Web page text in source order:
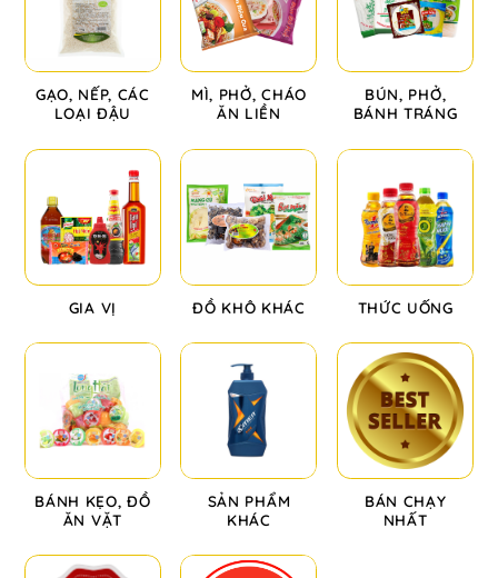
GẠO, NẾP, CÁC
LOẠI ĐẬU
MÌ, PHỞ, CHÁO
ĂN LIỀN
BÚN, PHỞ,
BÁNH TRÁNG
GIA VỊ ĐỒ KHÔ KHÁC THỨC UỐNG
BÁNH KẸO, ĐỒ
ĂN VẶT
SẢN PHẨM
KHÁC
BÁN CHẠY
NHẤT